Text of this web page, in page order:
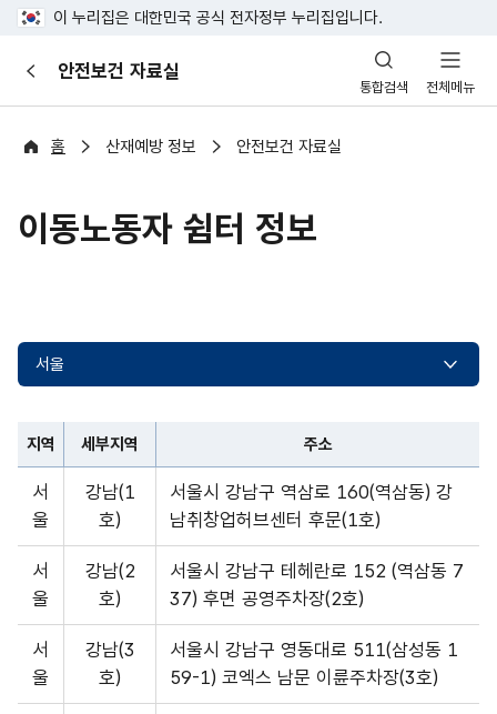
이 누리집은 대한민국 공식 전자정부 누리집입니다.
이
산
안
포
안전보건 자료실
통합검색 전체메뉴
홈 산재예방 정보 안전보건 자료실
이동노동자 쉼터 정보
서울
역,
소
로
지역 세부지역 주소
서
울
강남(1
호)
서울시 강남구 역삼로 160(역삼동) 강
남취창업허브센터 후문(1호)
서
울
강남(2
호)
서울시 강남구 테헤란로 152 (역삼동 7
37) 후면 공영주차장(2호)
서
울
강남(3
호)
서울시 강남구 영동대로 511(삼성동 1
59-1) 코엑스 남문 이륜주차장(3호)